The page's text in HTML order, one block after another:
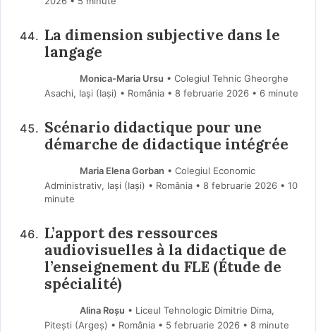
La dimension subjective dans le
langage
Monica-Maria Ursu • Colegiul Tehnic Gheorghe
Asachi, Iași (Iaşi) • România
8 februarie 2026 • 6 minute
Scénario didactique pour une
démarche de didactique intégrée
Maria Elena Gorban • Colegiul Economic
Administrativ, Iași (Iaşi) • România
8 februarie 2026 • 10
minute
L’apport des ressources
audiovisuelles à la didactique de
l’enseignement du FLE (Étude de
spécialité)
Alina Roșu • Liceul Tehnologic Dimitrie Dima,
Pitești (Argeş) • România
5 februarie 2026 • 8 minute